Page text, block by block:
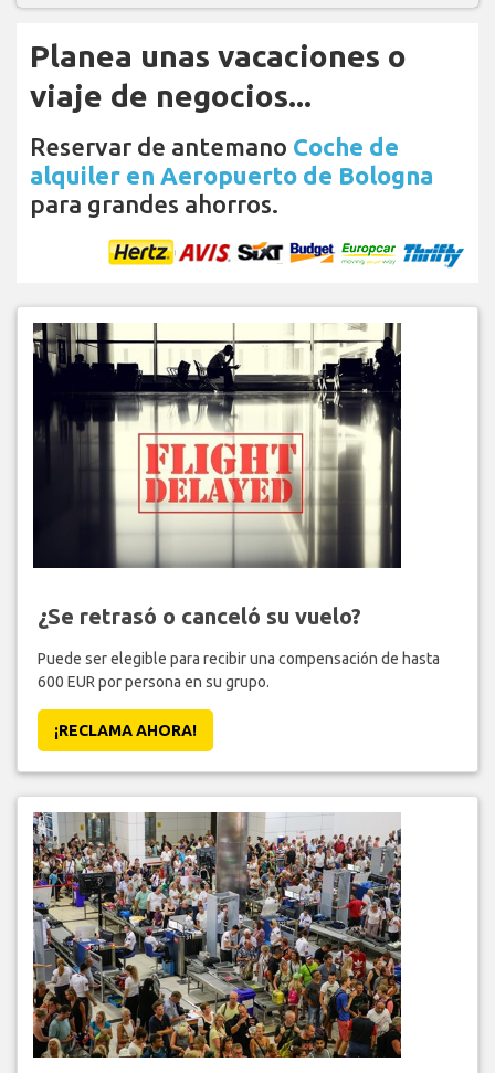
Planea unas vacaciones o
viaje de negocios...
Reservar de antemano Coche de
alquiler en Aeropuerto de Bologna
para grandes ahorros.
¿Se retrasó o canceló su vuelo?
Puede ser elegible para recibir una compensación de hasta
600 EUR por persona en su grupo.
¡RECLAMA AHORA!